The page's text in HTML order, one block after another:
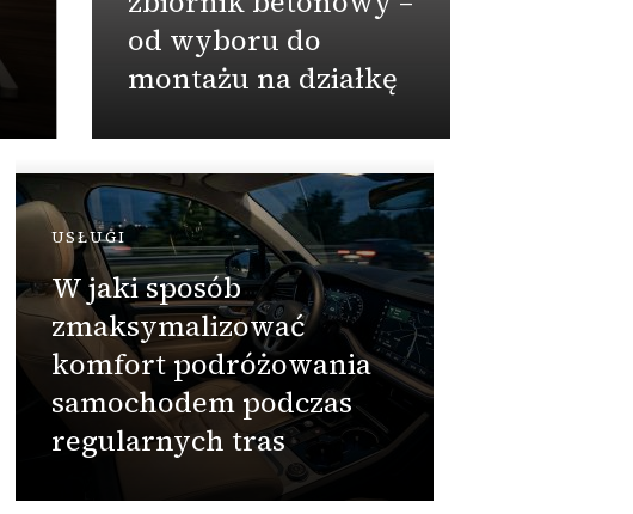
od wyboru do
montażu na działkę
USŁUGI
W jaki sposób
zmaksymalizować
komfort podróżowania
samochodem podczas
regularnych tras